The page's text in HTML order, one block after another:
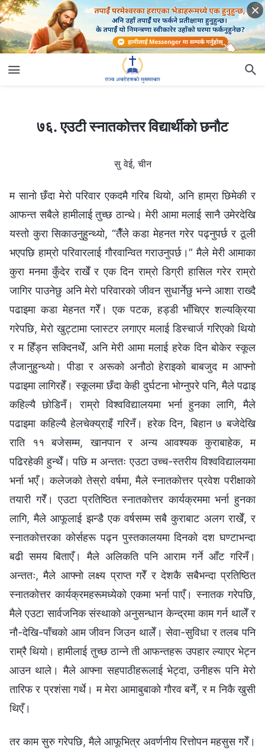
७६. एउटी स्नातकोत्तर विद्यार्थीको छनौट
सु वेई, चीन
म सानो छँदा मेरो परिवार एकदमै गरिब थियो, अनि हाम्रा छिमेकी र
आफन्त सबैले हामीलाई तुच्छ ठान्थे। मेरी आमा मलाई सानै उमेरदेखि
यस्तो कुरा सिकाउनुहुन्थ्यो, “तैँले कडा मेहनत गरेर पढ्नुपर्छ र ठूली
भएपछि हाम्रो परिवारलाई गौरवान्वित गराउनुपर्छ।” मैले मेरी आमाका
कुरा मनमा कुँदेर राखेँ र एक दिन राम्रो डिग्री हासिल गरेर राम्रो
जागिर पाउनेछु अनि मेरो परिवारको जीवन सुधार्नेछु भन्ने आशा राख्दै
पढाइमा कडा मेहनत गरेँ। एक पटक, हड्डी भाँचिएर शल्यक्रिया
गरेपछि, मेरो खुट्टामा प्लास्टर लगाएर मलाई डिस्चार्ज गरिएको थियो
र म हिँड्न सक्दिनथेँ, अनि मेरी आमा मलाई हरेक दिन बोकेर स्कूल
लैजानुहुन्थ्यो। पीडा र अरूको अनौठो हेराइको बाबजुद म आफ्नो
पढाइमा लागिरहेँ। स्कूलमा छँदा केही दुर्घटना भोग्नुपरे पनि, मैले पढाइ
कहिल्यै छोडिनँ। राम्रो विश्वविद्यालयमा भर्ना हुनका लागि, मैले
पढाइमा कहिल्यै हेलचेक्य्राइँ गरिनँ। हरेक दिन, बिहान ७ बजेदेखि
राति ११ बजेसम्म, खानपान र अन्य आवश्यक कुराबाहेक, म
पढिरहेकी हुन्थेँ। पछि म अन्ततः एउटा उच्च-स्तरीय विश्वविद्यालयमा
भर्ना भएँ। कलेजको तेस्रो वर्षमा, मैले स्नातकोत्तर प्रवेश परीक्षाको
तयारी गरेँ। एउटा प्रतिष्ठित स्नातकोत्तर कार्यक्रममा भर्ना हुनका
लागि, मैले आफूलाई झन्डै एक वर्षसम्म सबै कुराबाट अलग राखेँ, र
स्नातकोत्तरका कोर्सहरू पढ्न पुस्तकालयमा दिनको दश घण्टाभन्दा
बढी समय बिताएँ। मैले अलिकति पनि आराम गर्ने आँट गरिनँ।
अन्ततः, मैले आफ्नो लक्ष्य प्राप्त गरेँ र देशकै सबैभन्दा प्रतिष्ठित
स्नातकोत्तर कार्यक्रमहरूमध्येको एकमा भर्ना पाएँ। स्नातक गरेपछि,
मैले एउटा सार्वजनिक संस्थाको अनुसन्धान केन्द्रमा काम गर्न थालेँ र
नौ-देखि-पाँचको आम जीवन जिउन थालेँ। सेवा-सुविधा र तलब पनि
राम्रै थियो। हामीलाई तुच्छ ठान्ने ती आफन्तहरू उपहार ल्याएर भेट्न
आउन थाले। मैले आफ्ना सहपाठीहरूलाई भेट्दा, उनीहरू पनि मेरो
तारिफ र प्रशंसा गर्थे। म मेरा आमाबुबाको गौरव बनेँ, र म निकै खुसी
थिएँ।
तर काम सुरु गरेपछि, मैले आफूभित्र अवर्णनीय रित्तोपन महसुस गरेँ।